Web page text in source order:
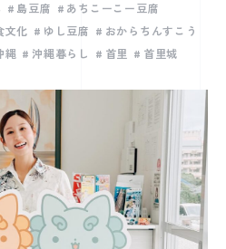
島豆腐
あちこーこー豆腐
文化 ゆし豆腐
おからちんすこう
縄 沖縄暮らし 首里 首里城